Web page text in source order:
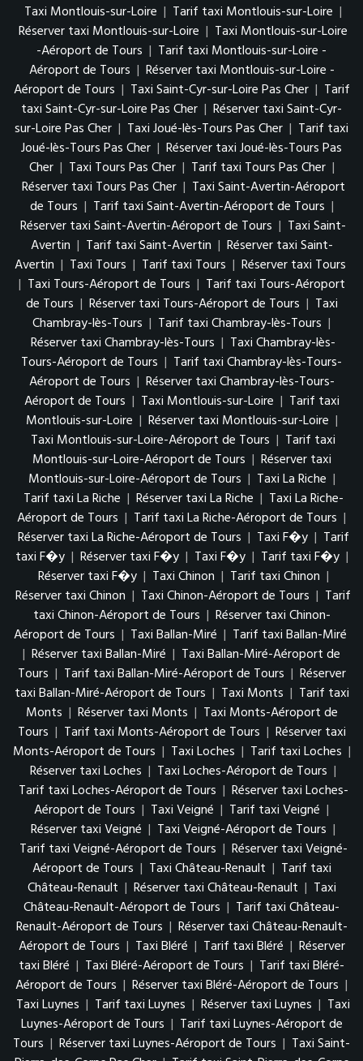
Taxi Montlouis-sur-Loire | Tarif taxi Montlouis-sur-Loire |
Réserver taxi Montlouis-sur-Loire | Taxi Montlouis-sur-Loire
-Aéroport de Tours | Tarif taxi Montlouis-sur-Loire -
Aéroport de Tours | Réserver taxi Montlouis-sur-Loire -
Aéroport de Tours | Taxi Saint-Cyr-sur-Loire Pas Cher | Tarif
taxi Saint-Cyr-sur-Loire Pas Cher | Réserver taxi Saint-Cyr-
sur-Loire Pas Cher | Taxi Joué-lès-Tours Pas Cher | Tarif taxi
Joué-lès-Tours Pas Cher | Réserver taxi Joué-lès-Tours Pas
Cher | Taxi Tours Pas Cher | Tarif taxi Tours Pas Cher |
Réserver taxi Tours Pas Cher | Taxi Saint-Avertin-Aéroport
de Tours | Tarif taxi Saint-Avertin-Aéroport de Tours |
Réserver taxi Saint-Avertin-Aéroport de Tours | Taxi Saint-
Avertin | Tarif taxi Saint-Avertin | Réserver taxi Saint-
Avertin | Taxi Tours | Tarif taxi Tours | Réserver taxi Tours
| Taxi Tours-Aéroport de Tours | Tarif taxi Tours-Aéroport
de Tours | Réserver taxi Tours-Aéroport de Tours | Taxi
Chambray-lès-Tours | Tarif taxi Chambray-lès-Tours |
Réserver taxi Chambray-lès-Tours | Taxi Chambray-lès-
Tours-Aéroport de Tours | Tarif taxi Chambray-lès-Tours-
Aéroport de Tours | Réserver taxi Chambray-lès-Tours-
Aéroport de Tours | Taxi Montlouis-sur-Loire | Tarif taxi
Montlouis-sur-Loire | Réserver taxi Montlouis-sur-Loire |
Taxi Montlouis-sur-Loire-Aéroport de Tours | Tarif taxi
Montlouis-sur-Loire-Aéroport de Tours | Réserver taxi
Montlouis-sur-Loire-Aéroport de Tours | Taxi La Riche |
Tarif taxi La Riche | Réserver taxi La Riche | Taxi La Riche-
Aéroport de Tours | Tarif taxi La Riche-Aéroport de Tours |
Réserver taxi La Riche-Aéroport de Tours | Taxi F�y | Tarif
taxi F�y | Réserver taxi F�y | Taxi F�y | Tarif taxi F�y |
Réserver taxi F�y | Taxi Chinon | Tarif taxi Chinon |
Réserver taxi Chinon | Taxi Chinon-Aéroport de Tours | Tarif
taxi Chinon-Aéroport de Tours | Réserver taxi Chinon-
Aéroport de Tours | Taxi Ballan-Miré | Tarif taxi Ballan-Miré
| Réserver taxi Ballan-Miré | Taxi Ballan-Miré-Aéroport de
Tours | Tarif taxi Ballan-Miré-Aéroport de Tours | Réserver
taxi Ballan-Miré-Aéroport de Tours | Taxi Monts | Tarif taxi
Monts | Réserver taxi Monts | Taxi Monts-Aéroport de
Tours | Tarif taxi Monts-Aéroport de Tours | Réserver taxi
Monts-Aéroport de Tours | Taxi Loches | Tarif taxi Loches |
Réserver taxi Loches | Taxi Loches-Aéroport de Tours |
Tarif taxi Loches-Aéroport de Tours | Réserver taxi Loches-
Aéroport de Tours | Taxi Veigné | Tarif taxi Veigné |
Réserver taxi Veigné | Taxi Veigné-Aéroport de Tours |
Tarif taxi Veigné-Aéroport de Tours | Réserver taxi Veigné-
Aéroport de Tours | Taxi Château-Renault | Tarif taxi
Château-Renault | Réserver taxi Château-Renault | Taxi
Château-Renault-Aéroport de Tours | Tarif taxi Château-
Renault-Aéroport de Tours | Réserver taxi Château-Renault-
Aéroport de Tours | Taxi Bléré | Tarif taxi Bléré | Réserver
taxi Bléré | Taxi Bléré-Aéroport de Tours | Tarif taxi Bléré-
Aéroport de Tours | Réserver taxi Bléré-Aéroport de Tours |
Taxi Luynes | Tarif taxi Luynes | Réserver taxi Luynes | Taxi
Luynes-Aéroport de Tours | Tarif taxi Luynes-Aéroport de
Tours | Réserver taxi Luynes-Aéroport de Tours | Taxi Saint-